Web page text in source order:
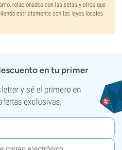
relacionados con las setas y otros que
estrictamente con las leyes locales
en tu primer
y sé el primero en
exclusivas.